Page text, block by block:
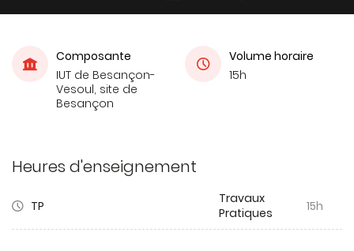
Composante
IUT de Besançon-
Vesoul, site de
Besançon
Volume horaire
15h
Heures d'enseignement
TP
Travaux
Pratiques
15h